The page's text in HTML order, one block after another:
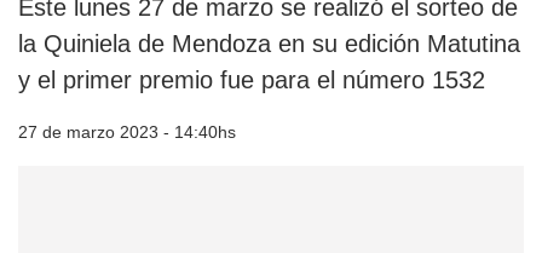
Este lunes 27 de marzo se realizó el sorteo de
la Quiniela de Mendoza en su edición Matutina
y el primer premio fue para el número 1532
27 de marzo 2023 - 14:40hs